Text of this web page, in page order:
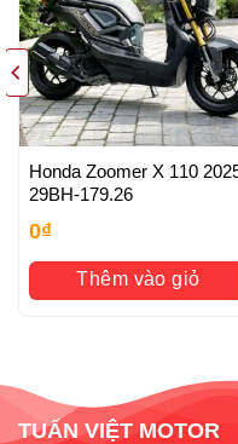
– Xe chất lượng tốt,
hành tuyệt đối Máy
– Dịch vụ tốt nhất: Các
đều được tư vấn , xử lý
Ngay khi xe gặp sự cố
HỖ TRỢ KHÁCH HÀNG
– Hỗ trợ vận chuyển xe
– Hỗ Trợ Làm bằng A2:
Honda Zoomer X 110
29BH-179.26
0₫
Thêm vào giỏ
TUẤN VIỆT MOTOR